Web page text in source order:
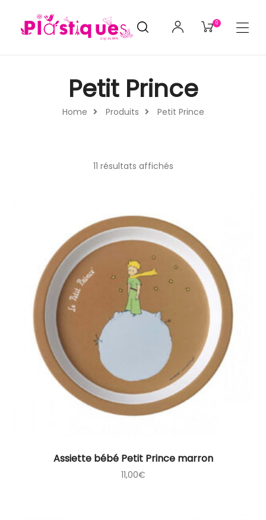
0
Home Produits Petit Prince
Petit Prince
11 résultats affichés
Assiette bébé Petit Prince marron
11,00€